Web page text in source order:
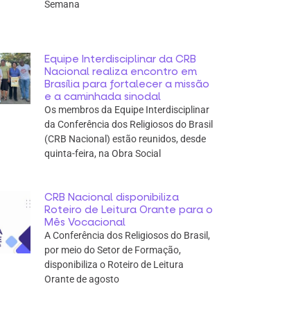
Semana
Equipe Interdisciplinar da CRB
Nacional realiza encontro em
Brasília para fortalecer a missão
e a caminhada sinodal
Os membros da Equipe Interdisciplinar
da Conferência dos Religiosos do Brasil
(CRB Nacional) estão reunidos, desde
quinta-feira, na Obra Social
CRB Nacional disponibiliza
Roteiro de Leitura Orante para o
Mês Vocacional
A Conferência dos Religiosos do Brasil,
por meio do Setor de Formação,
disponibiliza o Roteiro de Leitura
Orante de agosto